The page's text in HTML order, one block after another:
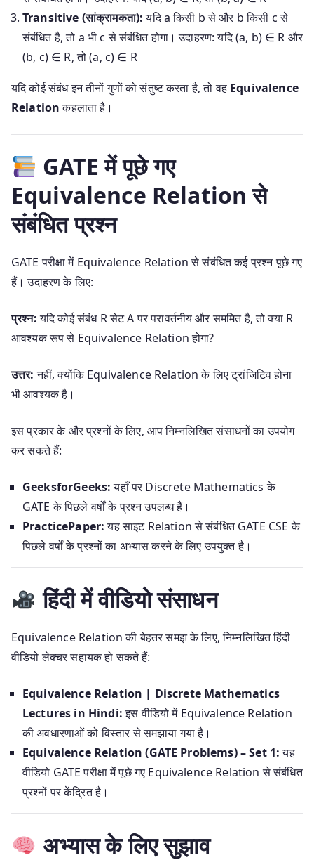
Transitive (सांक्रामकता): यदि a किसी b से और b किसी c से
संबंधित है, तो a भी c से संबंधित होगा। उदाहरण: यदि (a, b) ∈ R और
(b, c) ∈ R, तो (a, c) ∈ R
यदि कोई संबंध इन तीनों गुणों को संतुष्ट करता है, तो वह Equivalence
Relationकहलाता है।
GATE में पूछे गए
Equivalence Relation से
संबंधित प्रश्न
GATE परीक्षा में Equivalence Relation से संबंधित कई प्रश्न पूछे गए
हैं। उदाहरण के लिए:
प्रश्न: यदि कोई संबंध R सेट A पर परावर्तनीय और सममित है, तो क्या R
आवश्यक रूप से Equivalence Relation होगा?
उत्तर: नहीं, क्योंकि Equivalence Relation के लिए ट्रांजिटिव होना
भी आवश्यक है।
इस प्रकार के और प्रश्नों के लिए, आप निम्नलिखित संसाधनों का उपयोग
कर सकते हैं:
GeeksforGeeks: यहाँ पर Discrete Mathematics के
GATE के पिछले वर्षों के प्रश्न उपलब्ध हैं।
PracticePaper: यह साइट Relation से संबंधित GATE CSE के
पिछले वर्षों के प्रश्नों का अभ्यास करने के लिए उपयुक्त है।
हिंदी में वीडियो संसाधन
Equivalence Relation की बेहतर समझ के लिए, निम्नलिखित हिंदी
वीडियो लेक्चर सहायक हो सकते हैं:
Equivalence Relation | Discrete Mathematics
Lectures in Hindi: इस वीडियो में Equivalence Relation
की अवधारणाओं को विस्तार से समझाया गया है।
Equivalence Relation (GATE Problems) – Set 1: यह
वीडियो GATE परीक्षा में पूछे गए Equivalence Relation से संबंधित
प्रश्नों पर केंद्रित है।
अभ्यास के लिए सुझाव